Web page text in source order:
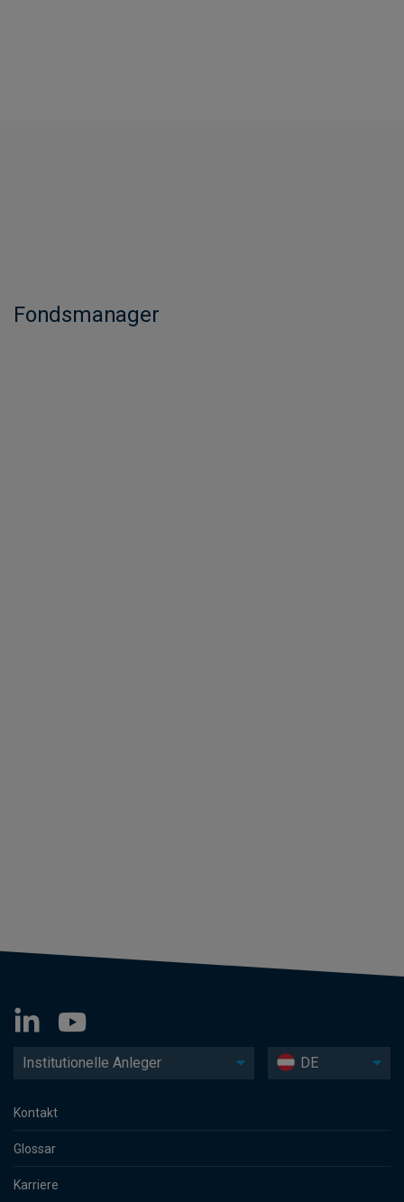
Fondsmanager​​​​​​​​​​​​​​​​​​​​
Institutionelle Anleger DE
Kontakt
Glossar
Karriere